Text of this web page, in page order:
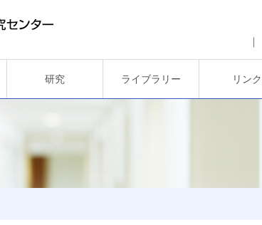
研究 ライブラリー リンク